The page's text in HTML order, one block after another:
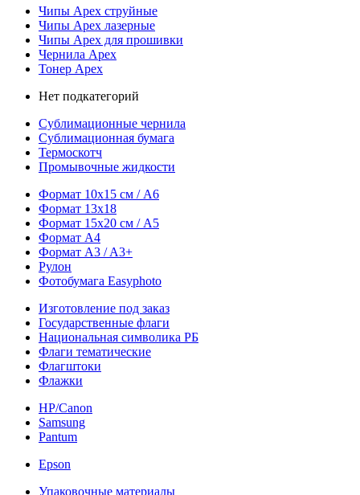
Чипы Apex струйные
Чипы Apex лазерные
Чипы Apex для прошивки
Чернила Apex
Тонер Apex
Нет подкатегорий
Сублимационные чернила
Сублимационная бумага
Термоскотч
Промывочные жидкости
Формат 10х15 см / A6
Формат 13х18
Формат 15х20 см / A5
Формат А4
Формат A3 / A3+
Рулон
Фотобумага Easyphoto
Изготовление под заказ
Государственные флаги
Национальная символика РБ
Флаги тематические
Флагштоки
Флажки
HP/Canon
Samsung
Pantum
Epson
Упаковочные материалы